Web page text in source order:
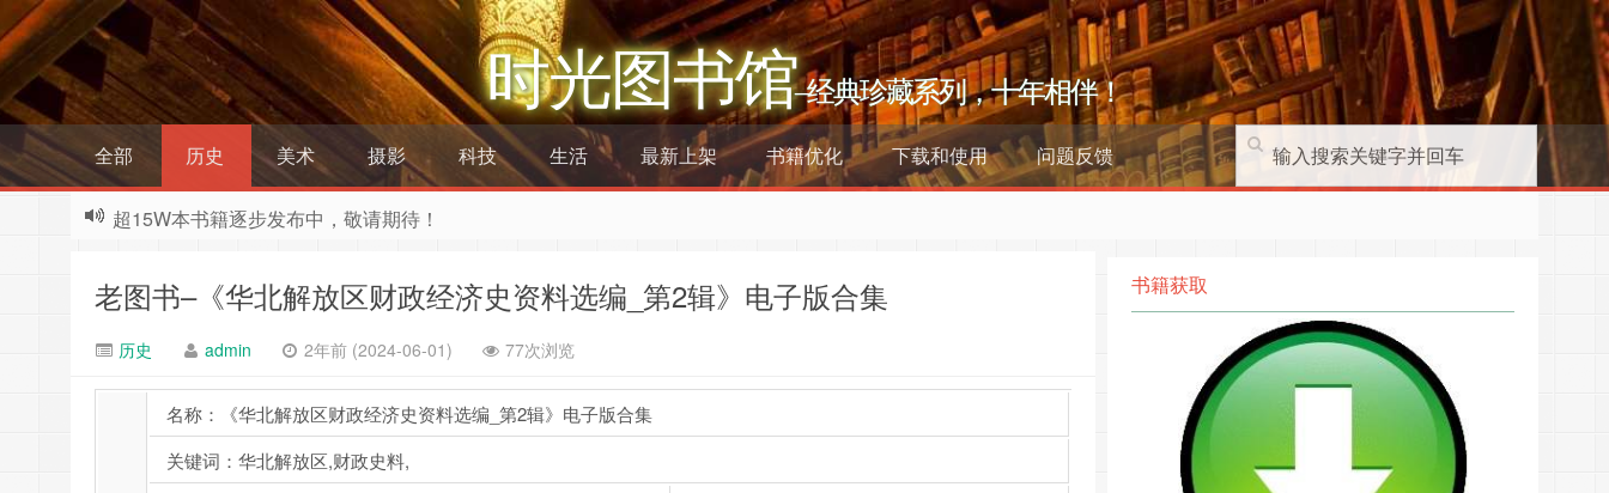
时光图书馆–经典珍藏系列，十年相伴！
全部 历史 美术 摄影 科技 生活 最新上架 书籍优化 下载和使用 问题反馈
超15W本书籍逐步发布中，敬请期待！
老图书–《华北解放区财政经济史资料选编_第2辑》电子版合集
历史 admin 2年前 (2024-06-01) 77次浏览
名称：《华北解放区财政经济史资料选编_第2辑》电子版合集
关键词：华北解放区,财政史料,
书籍获取